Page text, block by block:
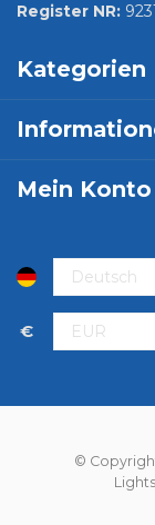
Register NR:
Kategorien
Mein Konto
€
©